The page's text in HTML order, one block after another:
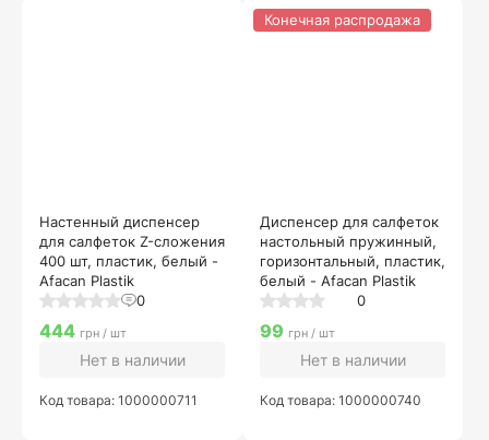
Настенный диспенсер
для салфеток Z-сложения
400 шт, пластик, белый -
Afacan Plastik
0
444 грн / шт
Нет в наличии
Код товара: 1000000711
Диспенсер для салфеток
настольный пружинный,
горизонтальный, пластик,
белый - Afacan Plastik
0
Конечная распродажа
99 грн / шт
Нет в наличии
Код товара: 1000000740